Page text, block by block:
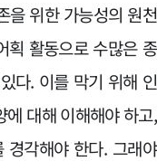
을 위한 가능성의 원천
획 활동으로 수많은 종
다. 이를 막기 위해 인
대해 이해해야 하고,
각해야 한다. 그래야